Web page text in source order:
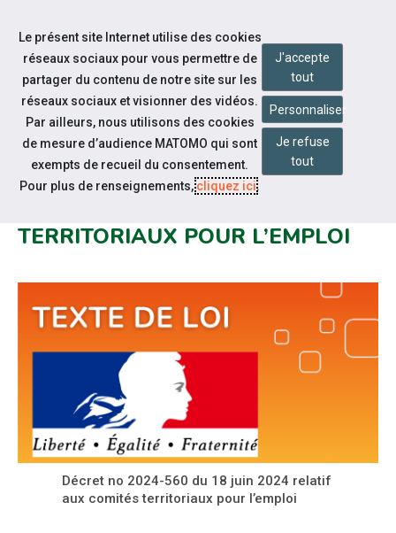
Aller au contenu
Notre actualité
DÉCRET NO 2024-560 DU 18 JUIN
TERRITORIAUX POUR L’EMPLOI
Décret no 2024-560 du 18 juin 2024 relatif
aux comités territoriaux pour l’emploi
Le présent site Internet utilise des cookies
réseaux sociaux pour vous permettre de
partager du contenu de notre site sur les
réseaux sociaux et visionner des vidéos.
Par ailleurs, nous utilisons des cookies
de mesure d’audience MATOMO qui sont
exempts de recueil du consentement.
Pour plus de renseignements,cliquez ici.
J'accepte
tout
Personnaliser
Je refuse
tout